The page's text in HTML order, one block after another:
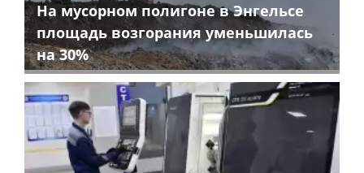
На мусорном полигоне в Энгельсе
площадь возгорания уменьшилась
на 30%